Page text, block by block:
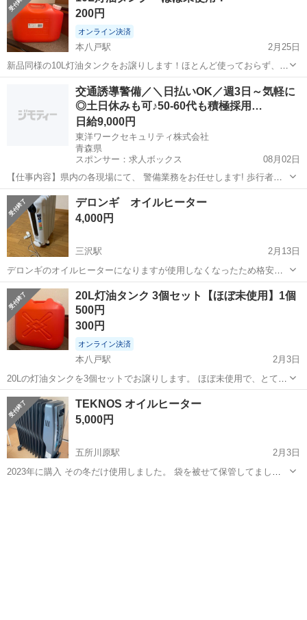
確認ください。 ...
200円
オンライン決済
本八戸駅
2月25日
新品同様の10L灯油タンクをお譲りします！ほとんど使っておらず、状
態はとても良いです。 興味があればお気軽にメッセージください！
本八戸駅 季節、空調家電 タンク
交通誘導警備／＼日払いOK／週3日～気軽に
◎土日休みも可♪50-60代も積極採用…
日給9,000円
東洋ワークセキュリティ株式会社
青森県
スポンサー：求人ボックス
08月02日
【仕事内容】県内の各現場にて、 警備業務をお任せします! 歩行者の
誘導 一般車両の誘導 工事車両の誘導 これがメインの業務です! 難しい
ことは特にありません 土日祝休み・固定休など 希望通りのシフトが可
能なので 無理なく働けますよ...
アルバイト・パート / 契約社員
デロンギ オイルヒーター
4,000円
三沢駅
2月13日
デロンギのオイルヒーターになりますが使用しなくなったため格安で
出品いたします^ ^ 商品の状態は比較的綺麗な状態になります。 使用
に関しても問題はございません。
青森 上北郡 三沢駅 季節、空調家電 デロンギ
20L灯油タンク 3個セット【ほぼ未使用】1個
500円
300円
オンライン決済
本八戸駅
2月3日
20Lの灯油タンクを3個セットでお譲りします。 ほぼ未使用で、とても
綺麗な状態です。電気ヒーターを使うようになったため、不要になり
ました。 1個300円で販売します。まとめて購入も可能です。 受け渡
しは直接手渡...
青森 八戸市 季節、空調家電
TEKNOS オイルヒーター
5,000円
五所川原駅
2月3日
2023年に購入 その冬だけ使用しました。 袋を被せて保管してまし